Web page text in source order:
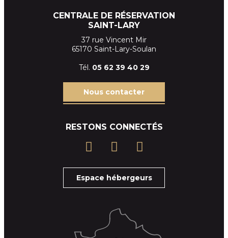
CENTRALE DE RÉSERVATION
SAINT-LARY
37 rue Vincent Mir
65170 Saint-Lary-Soulan
Tél. 05 62 39 40 29
Nous contacter
RESTONS CONNECTÉS
Espace hébergeurs